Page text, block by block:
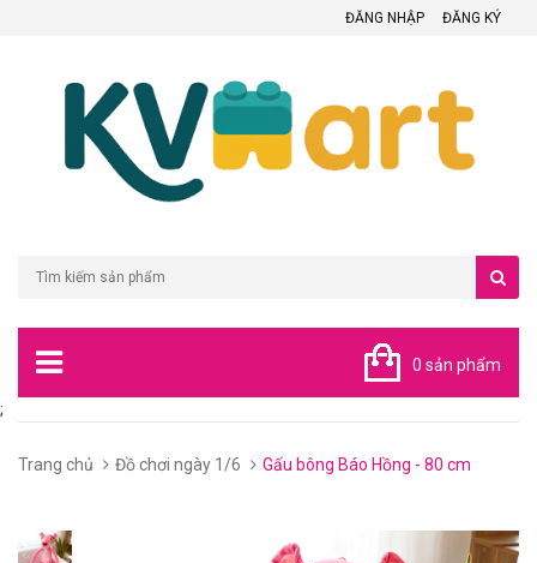
ĐĂNG NHẬP ĐĂNG KÝ
0 sản phẩm
;
Trang chủ Đồ chơi ngày 1/6 Gấu bông Báo Hồng - 80 cm